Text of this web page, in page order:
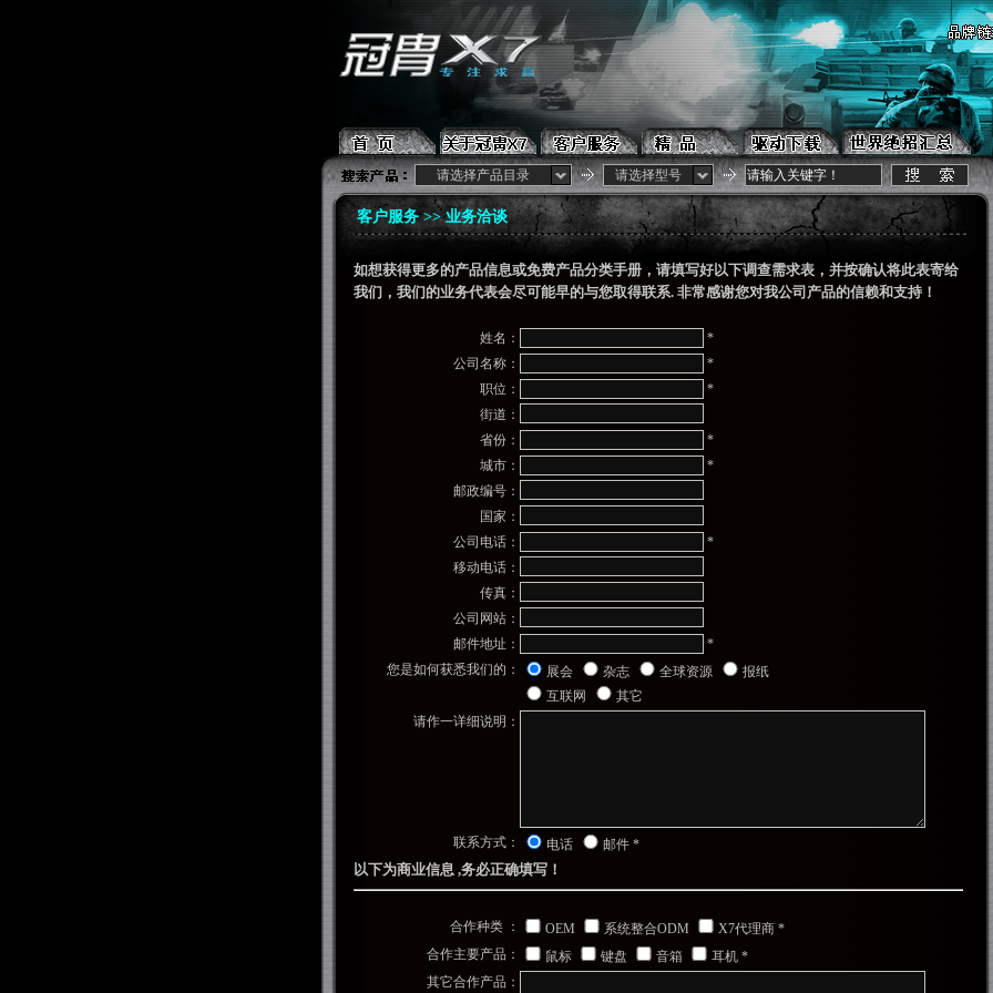
请选择产品目录 请选择型号
客户服务 >> 业务洽谈
如想获得更多的产品信息或免费产品分类手册，请填写好以下调查需求表，并按确认将此表寄给
我们，我们的业务代表会尽可能早的与您取得联系. 非常感谢您对我公司产品的信赖和支持！
姓名：
*
公司名称：
*
职位：
*
街道：
省份：
*
城市：
*
邮政编号：
国家：
公司电话：
*
移动电话：
传真：
公司网站：
邮件地址：
*
您是如何获悉我们的：
展会 杂志 全球资源
报纸
互联网
其它
请作一详细说明：
联系方式： 电话 邮件 *
以下为商业信息 ,务必正确填写！
合作种类 ： OEM 系统整合ODM
X7代理商 *
合作主要产品：
鼠标 键盘 音箱
耳机 *
其它合作产品：